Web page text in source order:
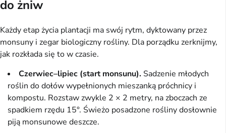
do żniw
Każdy etap życia plantacji ma swój rytm, dyktowany przez
monsuny i zegar biologiczny rośliny. Dla porządku zerknijmy,
jak rozkłada się to w czasie.
Czerwiec–lipiec (start monsunu). Sadzenie młodych
roślin do dołów wypełnionych mieszanką próchnicy i
kompostu. Rozstaw zwykle 2 × 2 metry, na zboczach ze
spadkiem rzędu 15°. Świeżo posadzone rośliny dosłownie
piją monsunowe deszcze.